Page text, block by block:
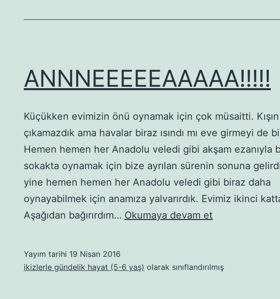
ANNNEEEEEAAAAA!!!!!
Küçükken evimizin önü oynamak için çok müsaitti.
çıkamazdık ama havalar biraz ısındı mı eve girmeyi de
Hemen hemen her Anadolu veledi gibi akşam ezanıyla
sokakta oynamak için bize ayrılan sürenin sonuna
yine hemen hemen her Anadolu veledi gibi biraz daha
oynayabilmek için anamıza yalvarırdık. Evimiz ikinci
Aşağıdan bağırırdım… Okumaya devam et
Yayım tarihi 19 Nisan 2016
ikizlerle gündelik hayat (5-6 yaş) olarak sınıflandırılmış